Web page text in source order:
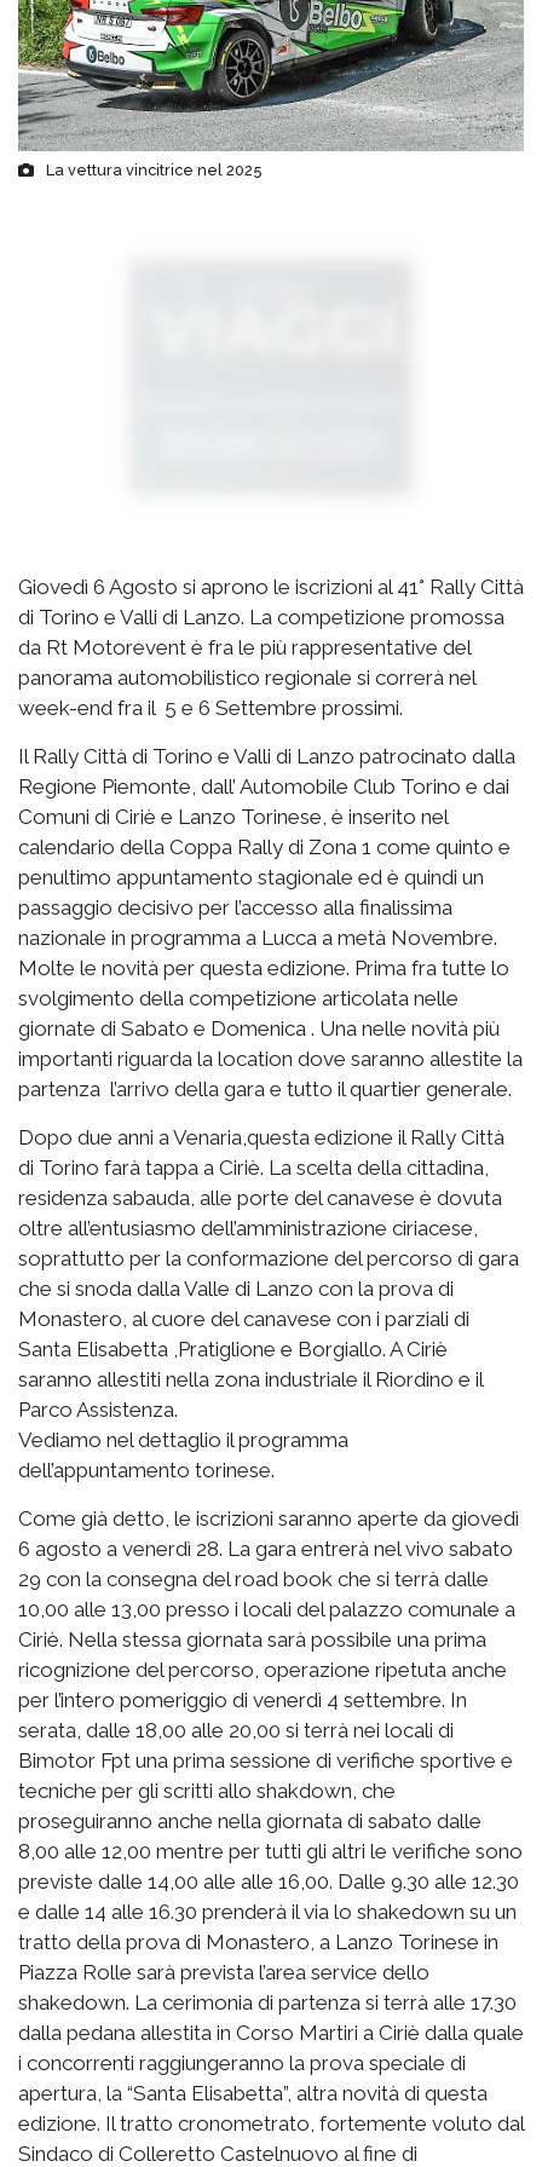
La vettura vincitrice nel 2025
Giovedì 6 Agosto si aprono le iscrizioni al 41° Rally Città
di Torino e Valli di Lanzo. La competizione promossa
da Rt Motorevent è fra le più rappresentative del
panorama automobilistico regionale si correrà nel
week-end fra il 5 e 6 Settembre prossimi.
Il Rally Città di Torino e Valli di Lanzo patrocinato dalla
Regione Piemonte, dall’ Automobile Club Torino e dai
Comuni di Ciriè e Lanzo Torinese, è inserito nel
calendario della Coppa Rally di Zona 1 come quinto e
penultimo appuntamento stagionale ed è quindi un
passaggio decisivo per l’accesso alla finalissima
nazionale in programma a Lucca a metà Novembre.
Molte le novità per questa edizione. Prima fra tutte lo
svolgimento della competizione articolata nelle
giornate di Sabato e Domenica . Una nelle novità più
importanti riguarda la location dove saranno allestite la
partenza l’arrivo della gara e tutto il quartier generale.
Dopo due anni a Venaria,questa edizione il Rally Città
di Torino farà tappa a Ciriè. La scelta della cittadina,
residenza sabauda, alle porte del canavese è dovuta
oltre all’entusiasmo dell’amministrazione ciriacese,
soprattutto per la conformazione del percorso di gara
che si snoda dalla Valle di Lanzo con la prova di
Monastero, al cuore del canavese con i parziali di
Santa Elisabetta ,Pratiglione e Borgiallo. A Ciriè
saranno allestiti nella zona industriale il Riordino e il
Parco Assistenza.
Vediamo nel dettaglio il programma
dell’appuntamento torinese.
Come già detto, le iscrizioni saranno aperte da giovedì
6 agosto a venerdì 28. La gara entrerà nel vivo sabato
29 con la consegna del road book che si terrà dalle
10,00 alle 13,00 presso i locali del palazzo comunale a
Ciriè. Nella stessa giornata sarà possibile una prima
ricognizione del percorso, operazione ripetuta anche
per l’intero pomeriggio di venerdì 4 settembre. In
serata, dalle 18,00 alle 20,00 si terrà nei locali di
Bimotor Fpt una prima sessione di verifiche sportive e
tecniche per gli scritti allo shakdown, che
proseguiranno anche nella giornata di sabato dalle
8,00 alle 12,00 mentre per tutti gli altri le verifiche sono
previste dalle 14,00 alle alle 16,00. Dalle 9.30 alle 12.30
e dalle 14 alle 16.30 prenderà il via lo shakedown su un
tratto della prova di Monastero, a Lanzo Torinese in
Piazza Rolle sarà prevista l’area service dello
shakedown. La cerimonia di partenza si terrà alle 17.30
dalla pedana allestita in Corso Martiri a Ciriè dalla quale
i concorrenti raggiungeranno la prova speciale di
apertura, la “Santa Elisabetta”, altra novità di questa
edizione. Il tratto cronometrato, fortemente voluto dal
Sindaco di Colleretto Castelnuovo al fine di